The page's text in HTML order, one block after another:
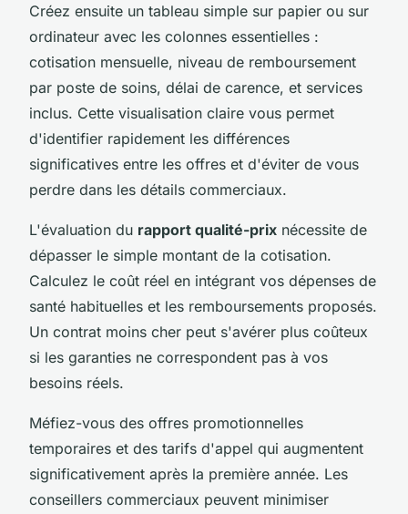
Créez ensuite un tableau simple sur papier ou sur
ordinateur avec les colonnes essentielles :
cotisation mensuelle, niveau de remboursement
par poste de soins, délai de carence, et services
inclus. Cette visualisation claire vous permet
d'identifier rapidement les différences
significatives entre les offres et d'éviter de vous
perdre dans les détails commerciaux.
L'évaluation du rapport qualité-prix nécessite de
dépasser le simple montant de la cotisation.
Calculez le coût réel en intégrant vos dépenses de
santé habituelles et les remboursements proposés.
Un contrat moins cher peut s'avérer plus coûteux
si les garanties ne correspondent pas à vos
besoins réels.
Méfiez-vous des offres promotionnelles
temporaires et des tarifs d'appel qui augmentent
significativement après la première année. Les
conseillers commerciaux peuvent minimiser